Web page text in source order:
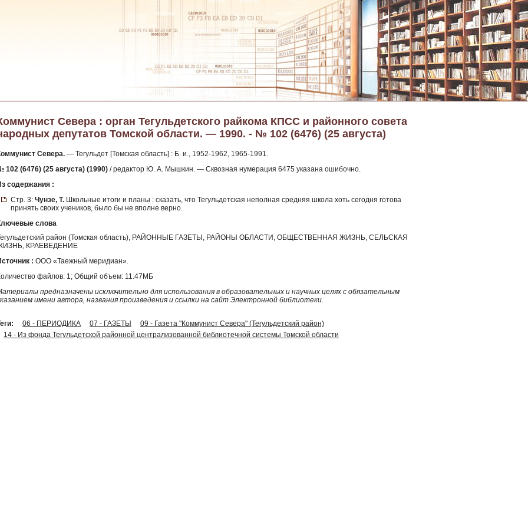
Севера : орган Тегульдетского райкома КПСС и районного совета
депутатов Томской области. — 1990. - № 102 (6476) (25 августа)
Севера. — Тегульдет [Томская область] : Б. и., 1952-1962, 1965-1991.
102 (6476) (25 августа) (1990) / редактор Ю. А. Мышкин. — Сквозная нумерация 6475 указана ошибочно.
содержания :
Стр. 3: Чунзе, Т. Школьные итоги и планы : сказать, что Тегульдетская неполная средняя школа хоть сегодня готова
принять своих учеников, было бы не вполне верно.
слова
район (Томская область), РАЙОННЫЕ ГАЗЕТЫ, РАЙОНЫ ОБЛАСТИ, ОБЩЕСТВЕННАЯ ЖИЗНЬ, СЕЛЬСКАЯ
КРАЕВЕДЕНИЕ
: ООО «Таежный меридиан».
файлов: 1; Общий объем: 11.47МБ
предназначены исключительно для использования в образовательных и научных целях с обязательным
имени автора, названия произведения и ссылки на сайт Электронной библиотеки.
06 - ПЕРИОДИКА 07 - ГАЗЕТЫ
09 - Газета "Коммунист Севера" (Тегульдетский район)
14 - Из фонда Тегульдетской районной централизованной библиотечной системы Томской области